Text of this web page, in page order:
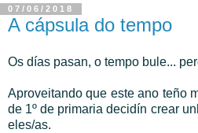
07/06/2018
A cápsula do tempo
Os días pasan, o tempo bule...
Aproveitando que este ano teño
de 1º de primaria decidín crear
eles/as.